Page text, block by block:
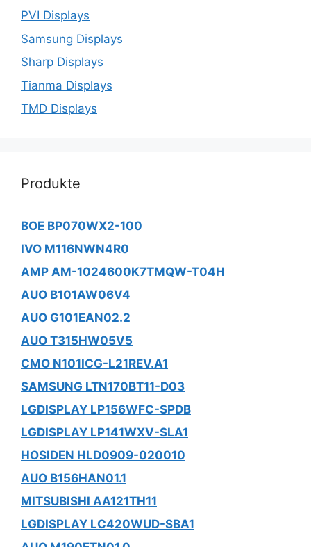
PVI Displays
Samsung Displays
Sharp Displays
Tianma Displays
TMD Displays
Produkte
BOE BP070WX2-100
IVO M116NWN4R0
AMP AM-1024600K7TMQW-T04H
AUO B101AW06V4
AUO G101EAN02.2
AUO T315HW05V5
CMO N101ICG-L21REV.A1
SAMSUNG LTN170BT11-D03
LGDISPLAY LP156WFC-SPDB
LGDISPLAY LP141WXV-SLA1
HOSIDEN HLD0909-020010
AUO B156HAN01.1
MITSUBISHI AA121TH11
LGDISPLAY LC420WUD-SBA1